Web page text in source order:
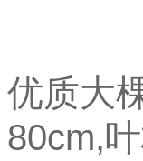
优质大
80cm,